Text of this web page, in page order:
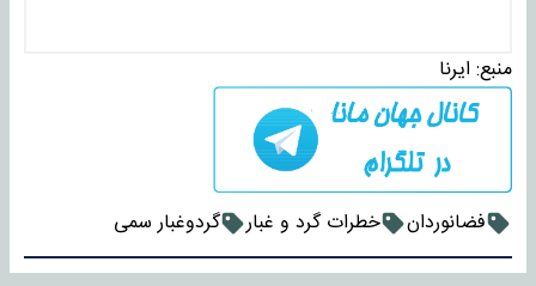
منبع: ایرنا
فضانوردان خطرات گرد و غبار گردوغبار سمی